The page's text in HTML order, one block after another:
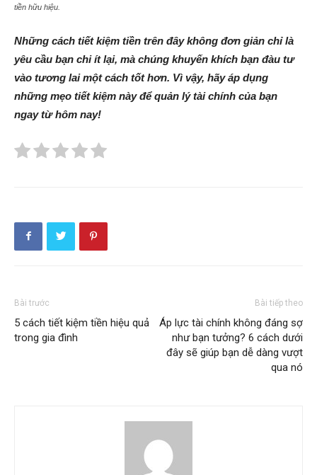
tiền hữu hiệu.
Những cách tiết kiệm tiền trên đây không đơn giản chỉ là
yêu cầu bạn chi ít lại, mà chúng khuyến khích bạn đàu tư
vào tương lai một cách tốt hơn. Vì vậy, hãy áp dụng
những mẹo tiết kiệm này để quản lý tài chính của bạn
ngay từ hôm nay!
Bài trước
5 cách tiết kiệm tiền hiệu quả
trong gia đình
Bài tiếp theo
Áp lực tài chính không đáng sợ
như bạn tưởng? 6 cách dưới
đây sẽ giúp bạn dễ dàng vượt
qua nó